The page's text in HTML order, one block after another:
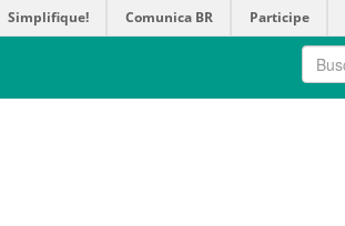
Simplifique! Comunica BR Participe